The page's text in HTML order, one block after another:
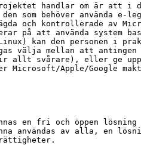
handlar om är att i
som behöver använda e-
ägda och kontrollerade av
på att använda system
Linux) kan den personen i
välja mellan att
allt svårare), eller ge
Microsoft/Apple/Google
en fri och öppen lösning
användas av alla, en